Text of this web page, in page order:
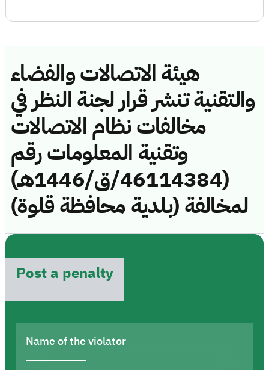
هيئة الاتصالات والفضاء
والتقنية تنشر قرار لجنة النظر في
مخالفات نظام الاتصالات
وتقنية المعلومات رقم
(46114384/ق/1446هـ)
لمخالفة (بلدية محافظة قلوة)
Post a penalty
Name of the violator